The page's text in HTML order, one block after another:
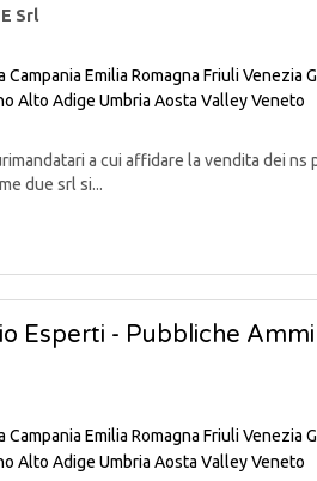
Srl
Campania Emilia Romagna Friuli Venezia
Alto Adige Umbria Aosta ValleyVeneto
a cui affidare la vendita dei ns
due srl si...
Esperti - Pubbliche
Campania Emilia Romagna Friuli Venezia
Alto Adige Umbria Aosta ValleyVeneto